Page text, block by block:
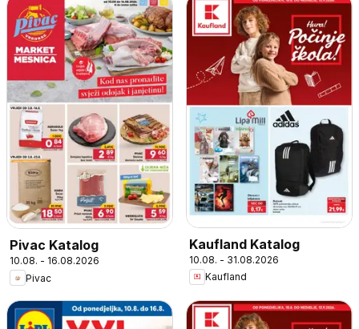
Pivac Katalog
10.08. - 16.08.2026
Pivac
Kaufland Katalog
10.08. - 31.08.2026
Kaufland